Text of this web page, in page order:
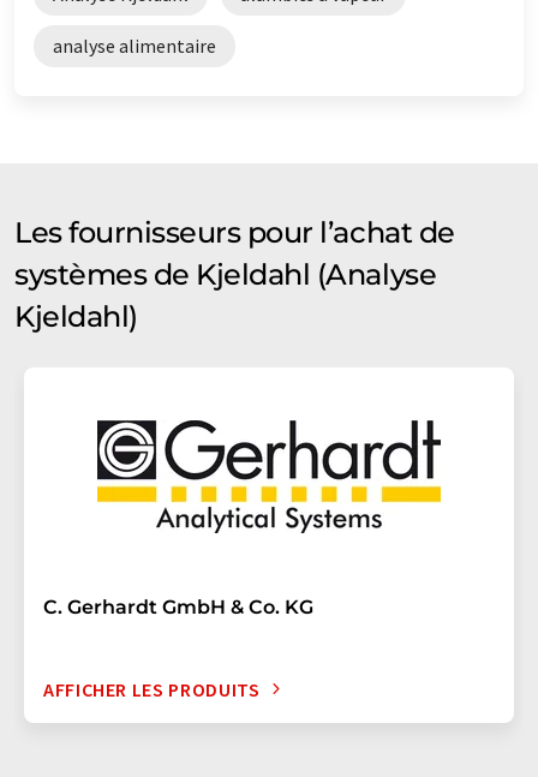
analyse alimentaire
Les fournisseurs pour l’achat de
systèmes de Kjeldahl (Analyse
Kjeldahl)
C. Gerhardt GmbH & Co. KG
AFFICHER LES PRODUITS